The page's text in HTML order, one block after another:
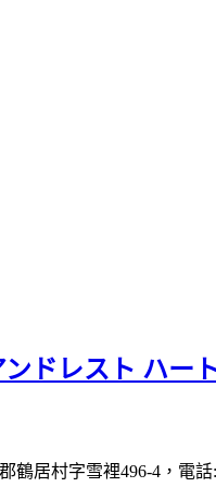
ンドレスト ハ
鶴居村字雪裡496-4，電